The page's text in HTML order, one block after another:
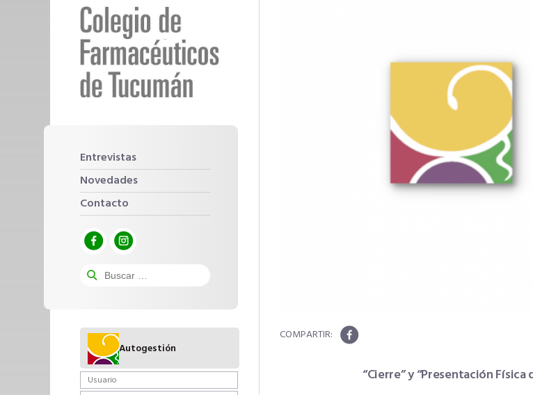
Entrevistas
Novedades
Contacto
Autogestión
“Cierre” y “Presentación Física